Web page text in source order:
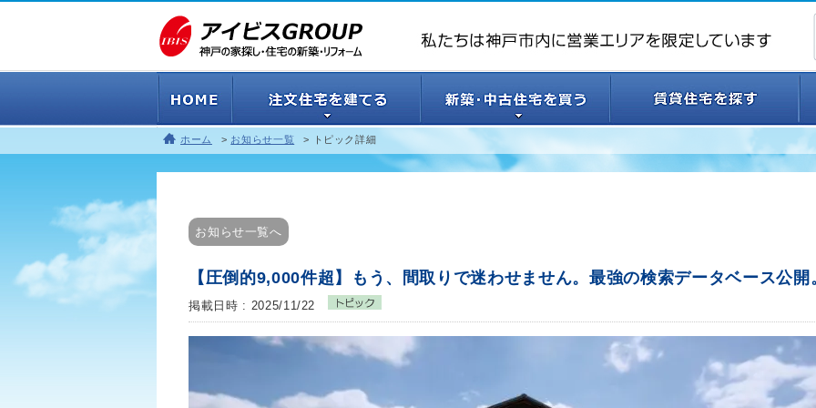
ホーム お知らせ一覧 トピック詳細
お知らせ一覧へ
【圧倒的9,000件超】もう、間取りで迷わせません。最強の検索データベース公開
掲載日時 : 2025/11/22